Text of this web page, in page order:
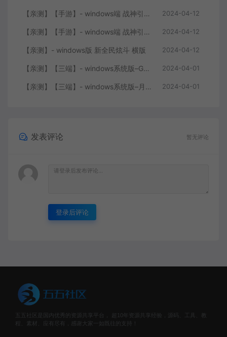
【亲测】【手游】- windows端 战神引擎 传奇手游 复古三职业 180 火龙大陆 白猪3.0免费版 赞助 转生 变身 修炼 神器 生肖 技能修炼 狂暴 积分 安卓+苹果+教程+工具 2024-04-12
【亲测】【手游】- windows端 战神引擎 传奇手游 三职业 180 再战风云六大路 任务 特戒 狂暴 自动回收 赞助 炫彩魂环 爵位 转生 安卓+苹果+教程+工具 2024-04-12
【亲测】- windows版 新全民炫斗 横版 2024-04-12
【亲测】【三端】- windows系统版–GOY三端引擎 团购版 复古底板 + 服务端+ 微端补丁+工具+教程 +引擎源码 2024-04-01
【亲测】【三端】- windows系统版–月城风云版本 山炮引擎 防XO服务端 客户端 版本+工具+微端+搭建说明 2024-04-01
发表评论 暂无评论
登录后评论
五五社区是国内优秀的资源共享平台， 超10年资源共享经验，源码、工具、教
程、素材、应有尽有，感谢大家一如既往的支持！